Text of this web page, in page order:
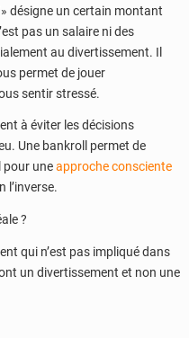
» désigne un certain montant
pas un salaire ni des
au divertissement. Il
permet de jouer
sentir stressé.
à éviter les décisions
Une bankroll permet de
pour uneapproche consciente
l’inverse.
?
qui n’est pas impliqué dans
un divertissement et non une